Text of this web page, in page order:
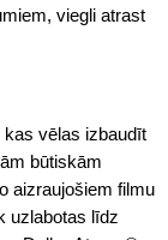
viegli atrast
vēlas izbaudīt
būtiskām
aizraujošiem filmu
uzlabotas līdz